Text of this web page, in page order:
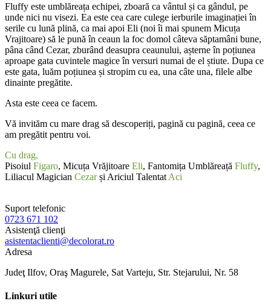
Fluffy este umblăreața echipei, zboară ca vântul și ca gândul, pe
unde nici nu visezi. Ea este cea care culege ierburile imaginației în
serile cu lună plină, ca mai apoi Eli (noi îi mai spunem Micuța
Vrajitoare) să le pună în ceaun la foc domol câteva săptamâni bune,
pâna când Cezar, zburând deasupra ceaunului, așterne în poțiunea
aproape gata cuvintele magice în versuri numai de el știute. Dupa ce
este gata, luăm poțiunea și stropim cu ea, una câte una, filele albe
dinainte pregătite.
Asta este ceea ce facem.
Vă invităm cu mare drag să descoperiți, pagină cu pagină, ceea ce
am pregătit pentru voi.
Cu drag,
Pisoiul Figaro, Micuța Vrăjitoare Eli, Fantomița Umblăreață Fluffy,
Liliacul Magician Cezarși Ariciul Talentat Aci
Suport telefonic
0723 671 102
Asistenţă clienţi
asistentaclienti@decolorat.ro
Adresa
Judeţ Ilfov, Oraş Magurele, Sat Varteju, Str. Stejarului, Nr. 58
Linkuri utile